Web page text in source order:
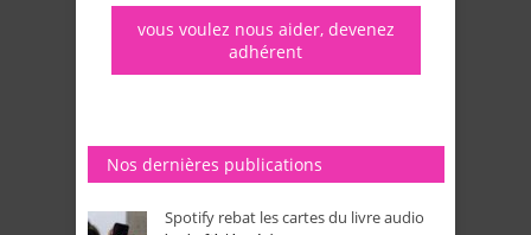
vous voulez nous aider, devenez
adhérent
Nos dernières publications
Spotify rebat les cartes du livre audio